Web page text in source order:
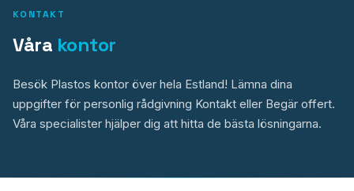
KONTAKT
Våra kontor
Besök Plastos kontor över hela Estland! Lämna dina
uppgifter för personlig rådgivning Kontakt eller Begär offert.
Våra specialister hjälper dig att hitta de bästa lösningarna.